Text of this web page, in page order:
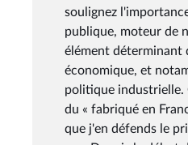
soulignez
publique, moteur de
élément déterminant
économique, et
politique industrielle.
du « fabriqué en
que j'en défends le